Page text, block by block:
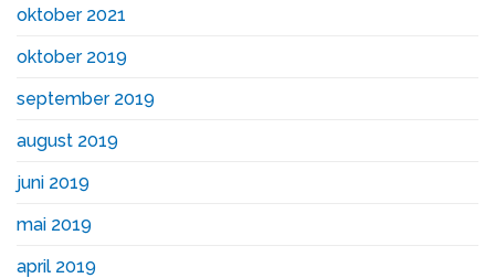
oktober 2021
oktober 2019
september 2019
august 2019
juni 2019
mai 2019
april 2019